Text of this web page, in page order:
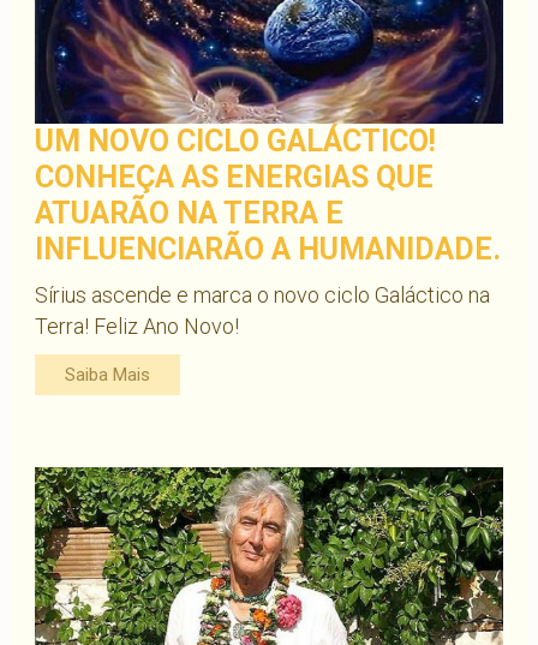
UM NOVO CICLO GALÁCTICO!
CONHEÇA AS ENERGIAS QUE
ATUARÃO NA TERRA E
INFLUENCIARÃO A HUMANIDADE.
Sírius ascende e marca o novo ciclo Galáctico na
Terra! Feliz Ano Novo!
Saiba Mais